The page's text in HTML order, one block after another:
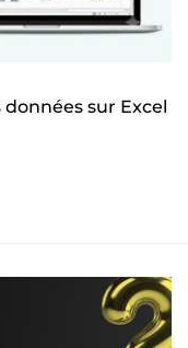
sur Excel